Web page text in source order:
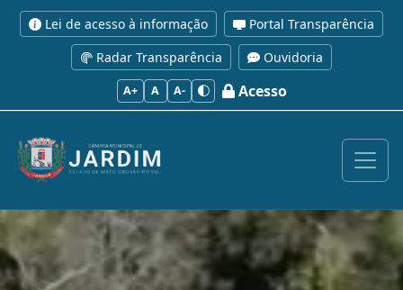
Lei de acesso à informação
Portal Transparência
Radar Transparência
Ouvidoria
A+ A A- Acesso